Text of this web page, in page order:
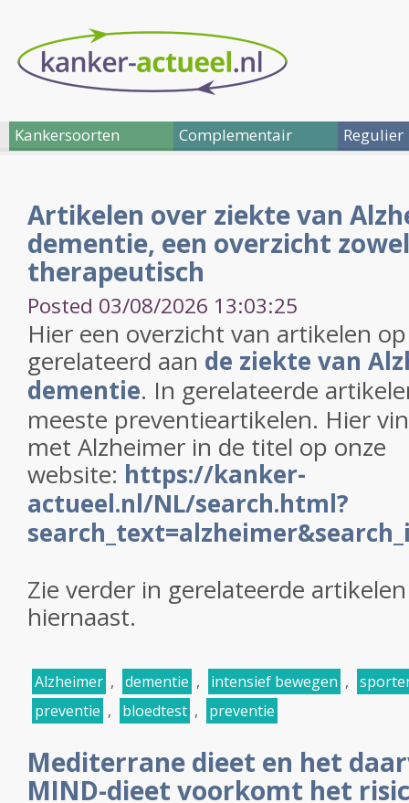
Kankersoorten Complementair Regulier
Artikelen over ziekte van
dementie, een overzicht
therapeutisch
Posted 03/08/2026 13:03:25
Hier een overzicht van artikelen
gerelateerd aan de ziekte van
dementie. In gerelateerde
meeste preventieartikelen. Hier
met Alzheimer in de titel op onze
website: https://kanker-
actueel.nl/NL/search.html?
Zie verder in gerelateerde
hiernaast.
Alzheimer , dementie , intensief bewegen ,
preventie , bloedtest , preventie
Mediterrane dieet en het
MIND-dieet voorkomt het